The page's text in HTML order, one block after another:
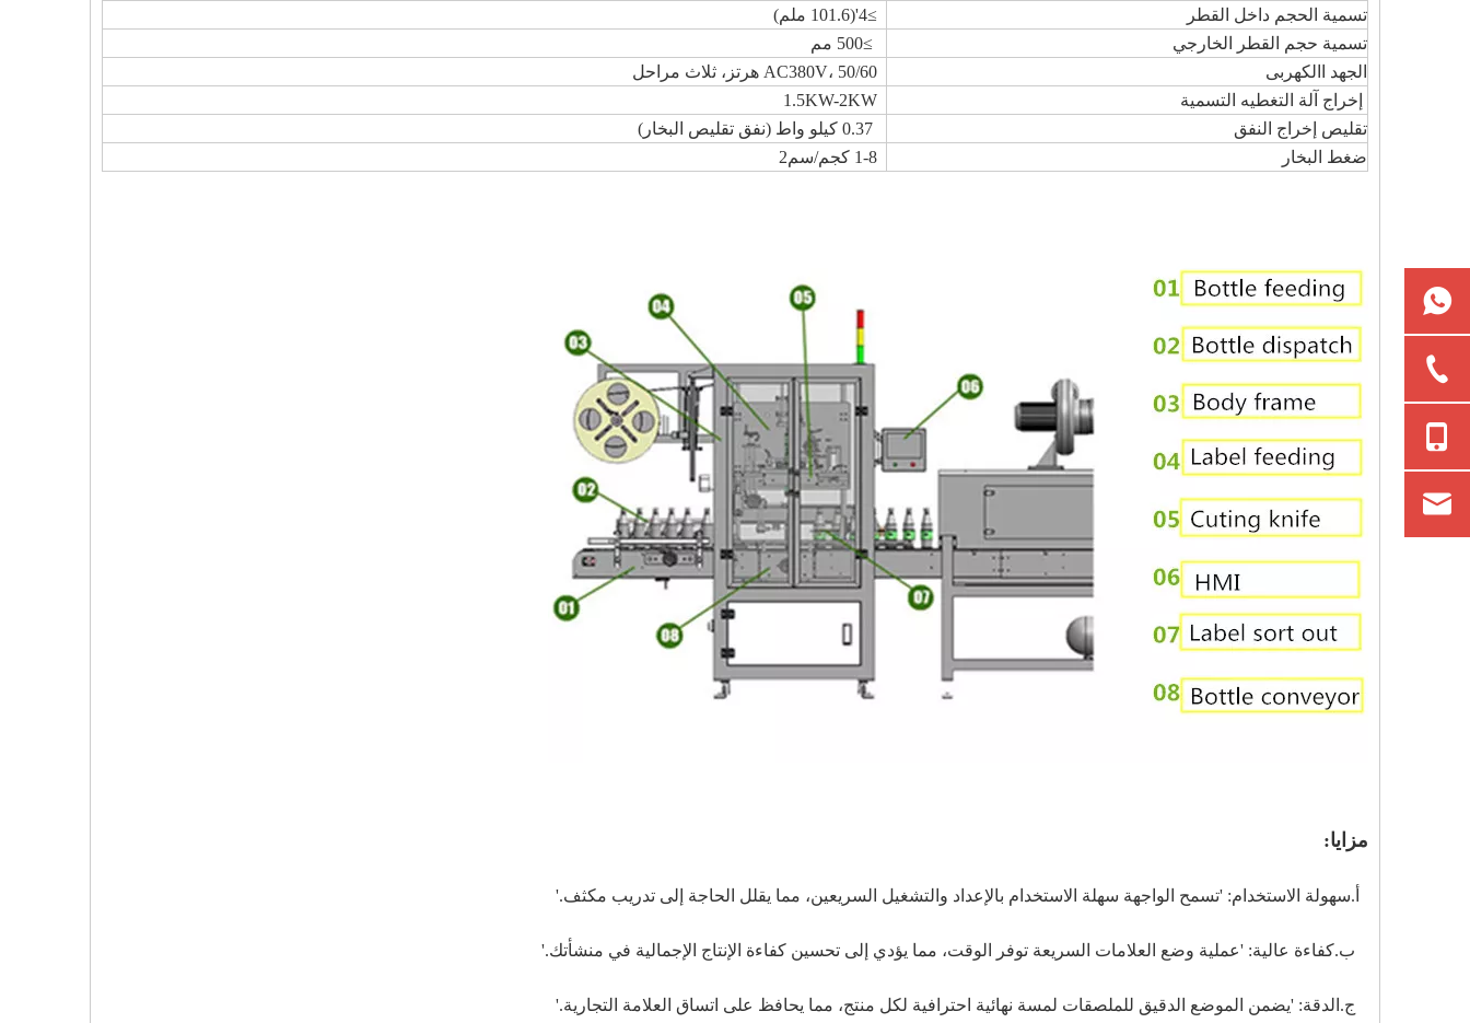
تسمية الحجم داخل القطر
≥4'(101.6 ملم)
تسمية حجم القطر الخارجي
≥500 مم
الجهد االكهربى
إخراج آلة التغطيه التسمية
تقليص إخراج النفق
ضغط البخار
مزايا:
أ.سهولة الاستخدام: 'تسمح الواجهة سهلة الاستخدام بالإعداد والتشغيل السريعين، مما يقلل الحاجة إلى تدريب مكثف.'
ب.كفاءة عالية: 'عملية وضع العلامات السريعة توفر الوقت، مما يؤدي إلى تحسين كفاءة الإنتاج الإجمالية في منشأتك.'
ج.الدقة: 'يضمن الموضع الدقيق للملصقات لمسة نهائية احترافية لكل منتج، مما يحافظ على اتساق العلامة التجارية.'